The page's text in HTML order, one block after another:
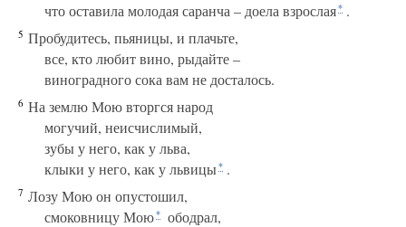
что оставила молодая саранча – доела взрослая* .
5 Пробудитесь, пьяницы, и плачьте,
все, кто любит вино, рыдайте –
виноградного сока вам не досталось.
6 На землю Мою вторгся народ
могучий, неисчислимый,
зубы у него, как у льва,
клыки у него, как у львицы* .
7 Лозу Мою он опустошил,
смоковницу Мою*
ободрал,